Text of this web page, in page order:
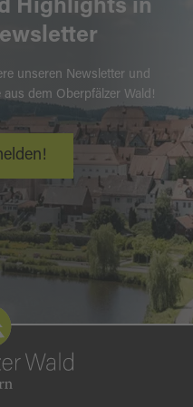
Highlights in
unseren Newsletter und
dem Oberpfälzer Wald!